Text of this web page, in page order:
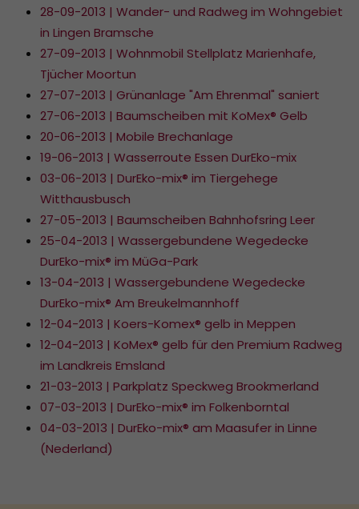
28-09-2013 | Wander- und Radweg im Wohngebiet
in Lingen Bramsche
27-09-2013 | Wohnmobil Stellplatz Marienhafe,
Tjücher Moortun
27-07-2013 | Grünanlage "Am Ehrenmal" saniert
27-06-2013 | Baumscheiben mit KoMex® Gelb
20-06-2013 | Mobile Brechanlage
19-06-2013 | Wasserroute Essen DurEko-mix
03-06-2013 | DurEko-mix® im Tiergehege
Witthausbusch
27-05-2013 | Baumscheiben Bahnhofsring Leer
25-04-2013 | Wassergebundene Wegedecke
DurEko-mix® im MüGa-Park
13-04-2013 | Wassergebundene Wegedecke
DurEko-mix® Am Breukelmannhoff
12-04-2013 | Koers-Komex® gelb in Meppen
12-04-2013 | KoMex® gelb für den Premium Radweg
im Landkreis Emsland
21-03-2013 | Parkplatz Speckweg Brookmerland
07-03-2013 | DurEko-mix® im Folkenborntal
04-03-2013 | DurEko-mix® am Maasufer in Linne
(Nederland)